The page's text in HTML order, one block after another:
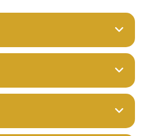
una empresa que da servicio
disposición y buen servicio al
transparencia y
habitaciones: